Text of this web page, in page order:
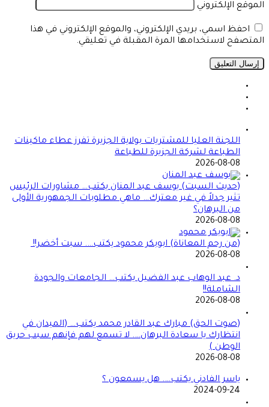
الموقع الإلكتروني
احفظ اسمي، بريدي الإلكتروني، والموقع الإلكتروني في هذا
المتصفح لاستخدامها المرة المقبلة في تعليقي.
اللجنة العليا للمشتريات بولاية الجزيرة تفرز عطاء ماكينات
الطباعة لشركة الجزيرة للطباعة
2026-08-08
(حديث السبت) يوسف عبد المنان يكتب… مشاورات الرئيس
تثير جدلاً في غير معترك… ماهي مطلوبات الجمهورية الأولى
من البرهان؟
2026-08-08
(من رحم المعاناة) ابوبكر محمود يكتب…. سبت أخضر!!
2026-08-08
د. عبد الوهاب عبد الفضيل يكتب… الجامعات والجودة
الشاملة!!
2026-08-08
(صوت الحق) مبارك عبد القادر محمد يكتب… (الميدان في
انتظارك يا سعادة البرهان…. لا تسمع لهم فإنهم سبب حريق
الوطن )
2026-08-08
ياسر الفادني يكتب…. هل يسمعون ؟
2024-09-24